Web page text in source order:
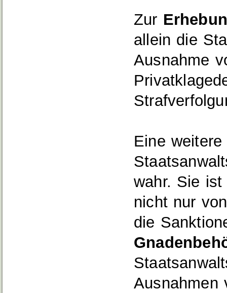
Zur
allein die
Ausnahme
Eine
wahr. Sie
nicht nur
die
Ausnahmen